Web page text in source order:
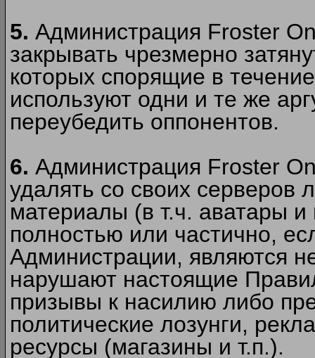
5. Администрация Froster
закрывать чрезмерно
которых спорящие в
используют одни и те же
переубедить оппонентов.
6. Администрация Froster
удалять со своих
материалы (в т.ч. аватары и
полностью или частично,
Администрации, являются
нарушают настоящие
призывы к насилию либо
политические лозунги,
ресурсы (магазины и т.п.).